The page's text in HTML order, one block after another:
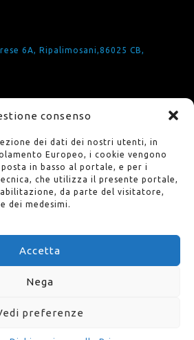
consenso
dei dati dei nostri utenti, in
Europeo, i cookie vengono
in basso al portale, e per i
che utilizza il presente portale,
da parte del visitatore,
dei medesimi.
Accetta
Nega
preferenze
6A, Ripalimosani,86025 CB,
Coffee Geek - Starbucks